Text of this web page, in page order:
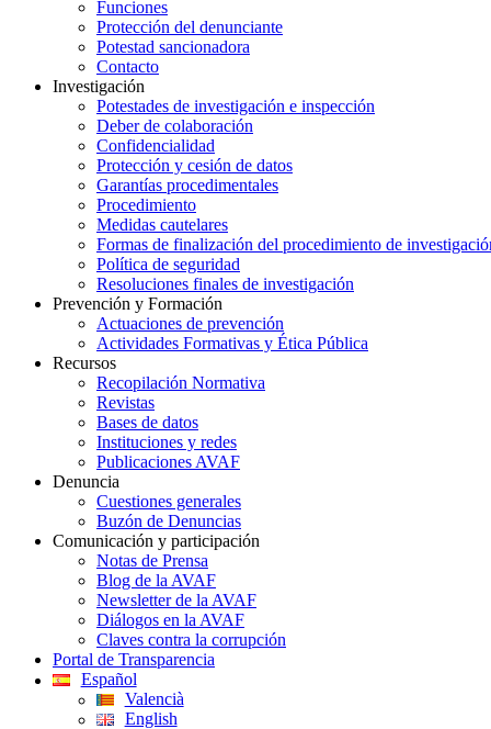
Funciones
Protección del denunciante
Potestad sancionadora
Contacto
Investigación
Potestades de investigación e inspección
Deber de colaboración
Confidencialidad
Protección y cesión de datos
Garantías procedimentales
Procedimiento
Medidas cautelares
Formas de finalización del procedimiento de
Política de seguridad
Resoluciones finales de investigación
Prevención y Formación
Actuaciones de prevención
Actividades Formativas y Ética Pública
Recursos
Recopilación Normativa
Revistas
Bases de datos
Instituciones y redes
Publicaciones AVAF
Denuncia
Cuestiones generales
Buzón de Denuncias
Comunicación y participación
Notas de Prensa
Blog de la AVAF
Newsletter de la AVAF
Diálogos en la AVAF
Claves contra la corrupción
Portal de Transparencia
Español
Valencià
English